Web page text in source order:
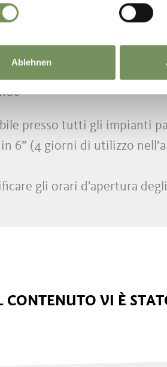
Ablehnen
Vigilio
Vigilio
presso tutti gli impianti
in 6” (4 giorni di utilizzo
gli orari d'apertura
CONTENUTO VI È